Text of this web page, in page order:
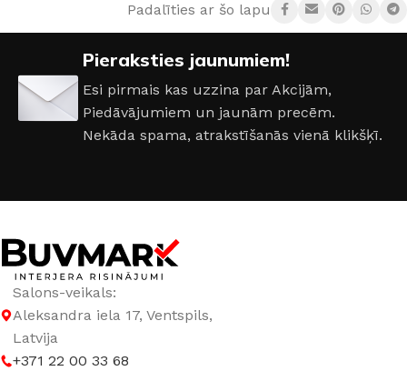
Paradyz
30×90cm
KOLEKCIJA Elegant Surface
Padalīties ar šo lapu:
Pieraksties jaunumiem!
Esi pirmais kas uzzina par Akcijām,
Piedāvājumiem un jaunām precēm.
Nekāda spama, atrakstīšanās vienā klikšķī.
Salons-veikals:
Aleksandra iela 17, Ventspils,
Latvija
+371 22 00 33 68